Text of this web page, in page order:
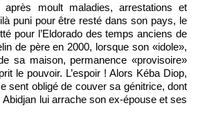
après moult maladies, arrestations et
puni pour être resté dans son pays, le
pour l’Eldorado des temps anciens de
de père en 2000, lorsque son «idole»,
sa maison, permanence «provisoire»
le pouvoir. L’espoir ! Alors Kéba Diop,
sent obligé de couver sa génitrice, dont
Abidjan lui arrache son ex-épouse et ses